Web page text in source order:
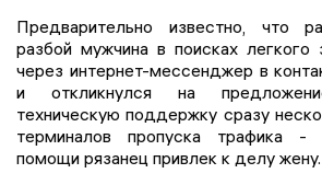
Предварительно известно, что
разбой мужчина в поисках легкого
через интернет-мессенджер в
и откликнулся на
техническую поддержку сразу
терминалов пропуска трафика
помощи рязанец привлек к делу жену.